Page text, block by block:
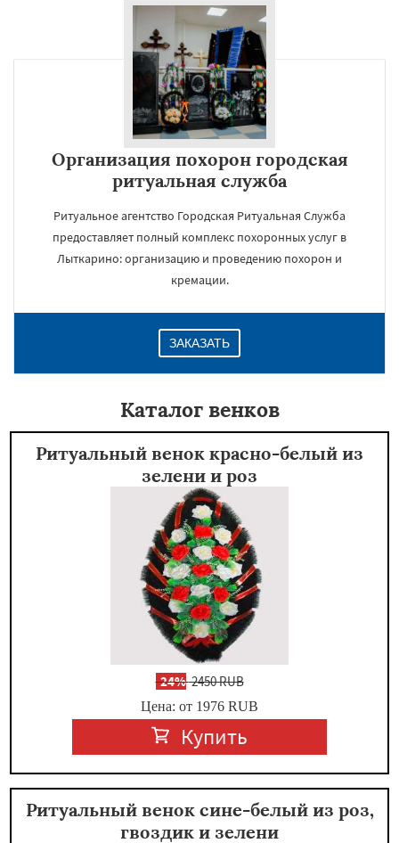
Организация похорон городская
ритуальная служба
Ритуальное агентство Городская Ритуальная Служба
предоставляет полный комплекс похоронных услуг в
Лыткарино: организацию и проведению похорон и
кремации.
ЗАКАЗАТЬ
Каталог венков
Ритуальный венок красно-белый из
зелени и роз
-24%2450 RUB
Цена: от 1976 RUB
Купить
Ритуальный венок сине-белый из роз,
гвоздик и зелени